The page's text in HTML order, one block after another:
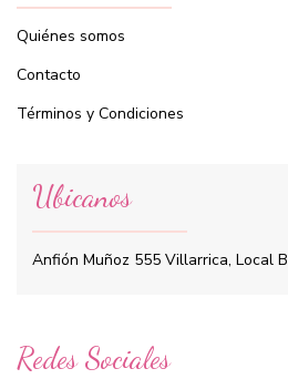
Quiénes somos
Contacto
Términos y Condiciones
Ubicanos
Anfión Muñoz 555 Villarrica, Local B
Redes Sociales